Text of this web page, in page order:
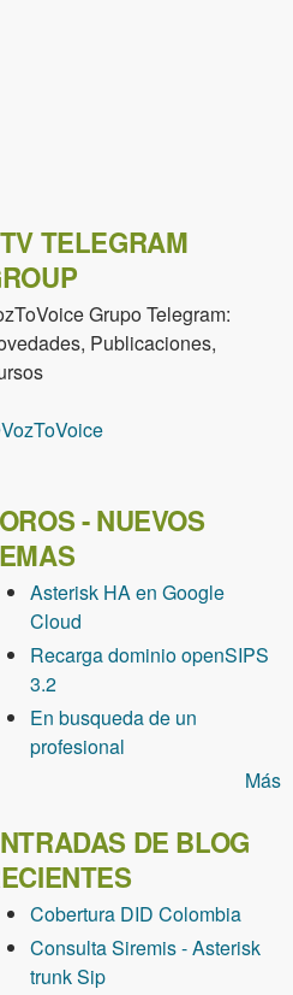
TELEGRAM
Grupo Telegram:
Publicaciones,
- NUEVOS
Asterisk HA en Google
Cloud
Recarga dominio openSIPS
3.2
En busqueda de un
profesional
Más
DE BLOG
Cobertura DID Colombia
Consulta Siremis - Asterisk
trunk Sip